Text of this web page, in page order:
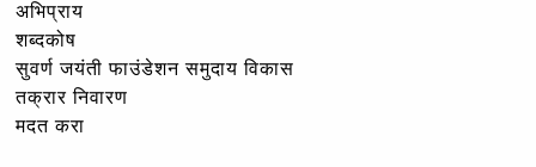
अभिप्राय
शब्दकोष
सुवर्ण जयंती फाउंडेशन समुदाय विकास
तक्रार निवारण
मदत करा